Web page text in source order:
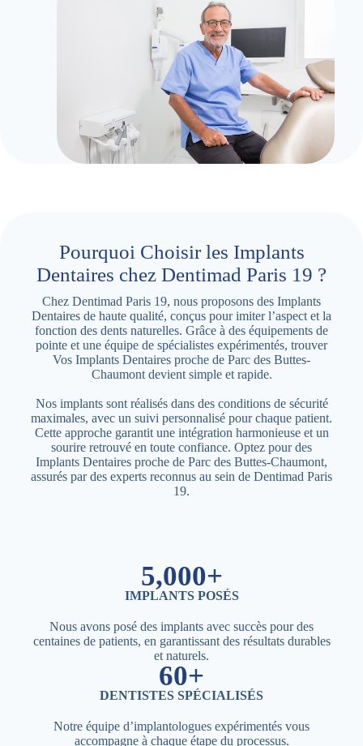
Pourquoi Choisir les Implants
Dentaires chez Dentimad Paris 19 ?
Chez Dentimad Paris 19, nous proposons des Implants
Dentaires de haute qualité, conçus pour imiter l’aspect et la
fonction des dents naturelles. Grâce à des équipements de
pointe et une équipe de spécialistes expérimentés, trouver
Vos Implants Dentaires proche de Parc des Buttes-
Chaumont devient simple et rapide.
Nos implants sont réalisés dans des conditions de sécurité
maximales, avec un suivi personnalisé pour chaque patient.
Cette approche garantit une intégration harmonieuse et un
sourire retrouvé en toute confiance. Optez pour des
Implants Dentaires proche de Parc des Buttes-Chaumont,
assurés par des experts reconnus au sein de Dentimad Paris
19.
5,000+
IMPLANTS POSÉS
Nous avons posé des implants avec succès pour des
centaines de patients, en garantissant des résultats durables
et naturels.
60+
DENTISTES SPÉCIALISÉS
Notre équipe d’implantologues expérimentés vous
accompagne à chaque étape du processus.